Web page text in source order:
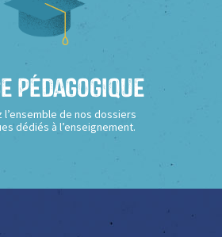
Pédagogique
l’ensemble de nos dossiers
dédiés à l’enseignement.